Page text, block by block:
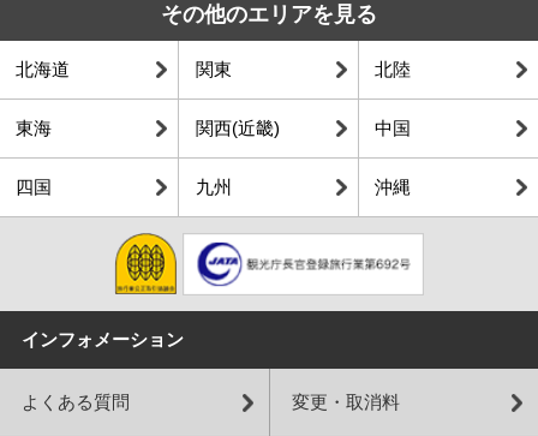
その他のエリアを見る
北海道 関東 北陸
東海 関西(近畿) 中国
四国 九州 沖縄
インフォメーション
よくある質問 変更・取消料